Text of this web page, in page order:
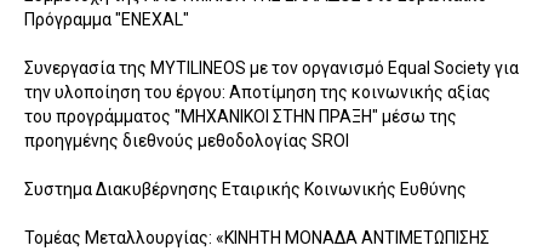
Πρόγραμμα "ENEXAL"
Συνεργασία της MYTILINEOS με τoν οργανισμό Equal Society για
την υλοποίηση του έργου: Αποτίμηση της κοινωνικής αξίας
του προγράμματος "ΜΗΧΑΝΙΚΟΙ ΣΤΗΝ ΠΡΑΞΗ" μέσω της
προηγμένης διεθνούς μεθοδολογίας SROI
Συστημα Διακυβέρνησης Εταιρικής Κοινωνικής Ευθύνης
Τομέας Μεταλλουργίας: «ΚΙΝΗΤΗ ΜΟΝΑΔΑ ΑΝΤΙΜΕΤΩΠΙΣΗΣ